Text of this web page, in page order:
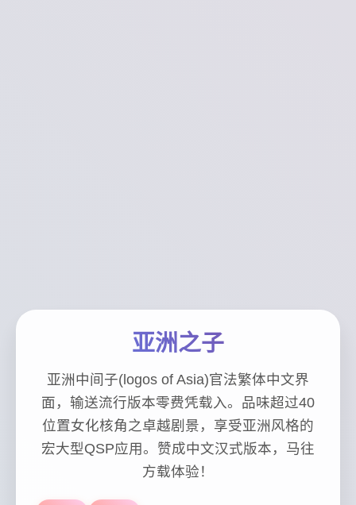
亚洲之子
亚洲中间子(logos of Asia)官法繁体中文界
面，输送流行版本零费凭载入。品味超过40
位置女化核角之卓越剧景，享受亚洲风格的
宏大型QSP应用。赞成中文汉式版本，马往
方载体验！